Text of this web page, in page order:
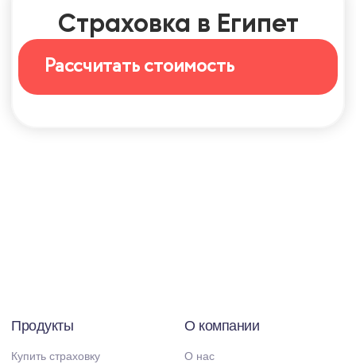
Страховка в Египет
Рассчитать стоимость
О компании
О нас
Продукты
Купить страховку